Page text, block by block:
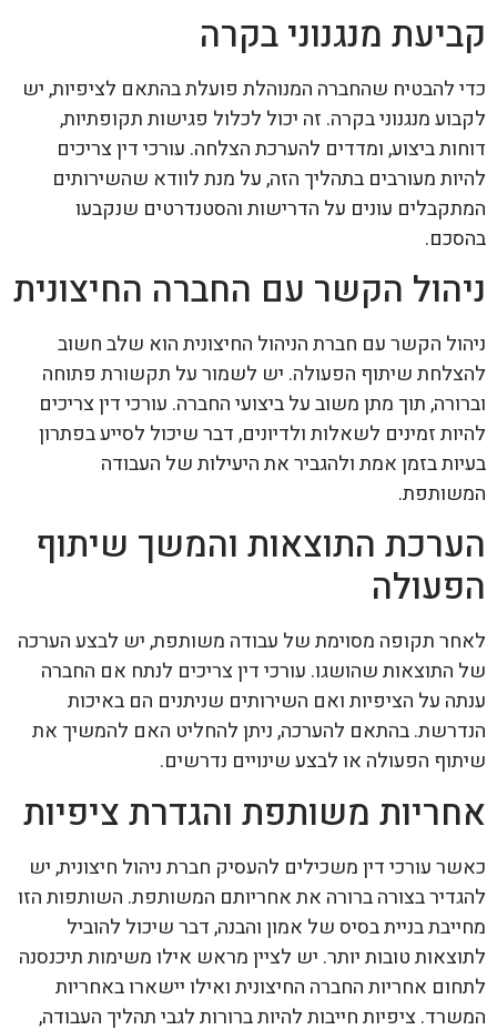
קביעת מנגנוני בקרה
כדי להבטיח שהחברה המנוהלת פועלת בהתאם לציפיות, יש
לקבוע מנגנוני בקרה. זה יכול לכלול פגישות תקופתיות,
דוחות ביצוע, ומדדים להערכת הצלחה. עורכי דין צריכים
להיות מעורבים בתהליך הזה, על מנת לוודא שהשירותים
המתקבלים עונים על הדרישות והסטנדרטים שנקבעו
בהסכם.
ניהול הקשר עם החברה החיצונית
ניהול הקשר עם חברת הניהול החיצונית הוא שלב חשוב
להצלחת שיתוף הפעולה. יש לשמור על תקשורת פתוחה
וברורה, תוך מתן משוב על ביצועי החברה. עורכי דין צריכים
להיות זמינים לשאלות ולדיונים, דבר שיכול לסייע בפתרון
בעיות בזמן אמת ולהגביר את היעילות של העבודה
המשותפת.
הערכת התוצאות והמשך שיתוף
הפעולה
לאחר תקופה מסוימת של עבודה משותפת, יש לבצע הערכה
של התוצאות שהושגו. עורכי דין צריכים לנתח אם החברה
ענתה על הציפיות ואם השירותים שניתנים הם באיכות
הנדרשת. בהתאם להערכה, ניתן להחליט האם להמשיך את
שיתוף הפעולה או לבצע שינויים נדרשים.
אחריות משותפת והגדרת ציפיות
כאשר עורכי דין משכילים להעסיק חברת ניהול חיצונית, יש
להגדיר בצורה ברורה את אחריותם המשותפת. השותפות הזו
מחייבת בניית בסיס של אמון והבנה, דבר שיכול להוביל
לתוצאות טובות יותר. יש לציין מראש אילו משימות תיכנסנה
לתחום אחריות החברה החיצונית ואילו יישארו באחריות
המשרד. ציפיות חייבות להיות ברורות לגבי תהליך העבודה,